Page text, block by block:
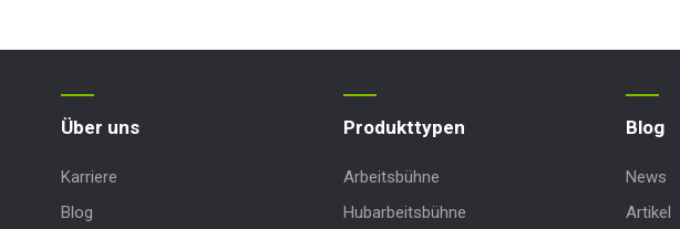
Über uns
Karriere
Blog
Produkttypen
Arbeitsbühne
Hubarbeitsbühne
Blog
News
Artikel